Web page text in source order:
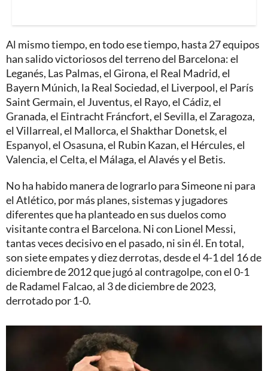
Al mismo tiempo, en todo ese tiempo, hasta 27 equipos
han salido victoriosos del terreno del Barcelona: el
Leganés, Las Palmas, el Girona, el Real Madrid, el
Bayern Múnich, la Real Sociedad, el Liverpool, el París
Saint Germain, el Juventus, el Rayo, el Cádiz, el
Granada, el Eintracht Fráncfort, el Sevilla, el Zaragoza,
el Villarreal, el Mallorca, el Shakthar Donetsk, el
Espanyol, el Osasuna, el Rubin Kazan, el Hércules, el
Valencia, el Celta, el Málaga, el Alavés y el Betis.
No ha habido manera de lograrlo para Simeone ni para
el Atlético, por más planes, sistemas y jugadores
diferentes que ha planteado en sus duelos como
visitante contra el Barcelona. Ni con Lionel Messi,
tantas veces decisivo en el pasado, ni sin él. En total,
son siete empates y diez derrotas, desde el 4-1 del 16 de
diciembre de 2012 que jugó al contragolpe, con el 0-1
de Radamel Falcao, al 3 de diciembre de 2023,
derrotado por 1-0.